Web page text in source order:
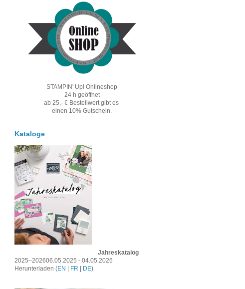
STAMPIN' Up! Onlineshop
24 h geöffnet
ab 25,- € Bestellwert gibt es
einen 10% Gutschein.
Kataloge
Jahreskatalog
2025–202606.05.2025 - 04.05.2026
Herunterladen (EN FR DE)